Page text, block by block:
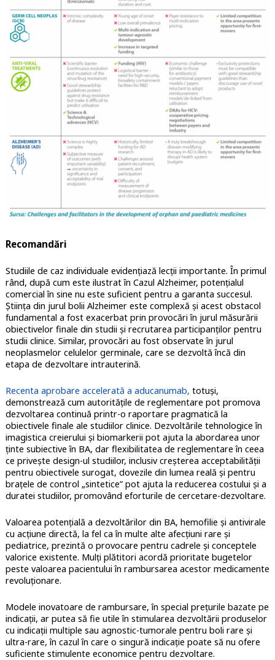
Recomandări
Studiile de caz individuale evidențiază lecții importante. În primul
rând, după cum este ilustrat în Cazul Alzheimer, potențialul
comercial în sine nu este suficient pentru a garanta succesul.
Știința din jurul bolii Alzheimer este complexă și acest obstacol
fundamental a fost exacerbat prin provocări în jurul măsurării
obiectivelor finale din studii și recrutarea participanților pentru
studii clinice. Similar, provocări au fost observate în jurul
neoplasmelor celulelor germinale, care se dezvoltă încă din
etapa de dezvoltare intrauterină.
Recenta aprobare accelerată a aducanumab, totuși,
demonstrează cum autoritățile de reglementare pot promova
dezvoltarea continuă printr-o raportare pragmatică la
obiectivele finale ale studiilor clinice. Dezvoltările tehnologice în
imagistica creierului și biomarkerii pot ajuta la abordarea unor
ținte subiective în BA, dar flexibilitatea de reglementare în ceea
ce privește design-ul studiilor, inclusiv creșterea acceptabilității
pentru obiectivele surogat, dovezile din lumea reală și pentru
brațele de control „sintetice” pot ajuta la reducerea costului și a
duratei studiilor, promovând eforturile de cercetare-dezvoltare.
Valoarea potențială a dezvoltărilor din BA, hemofilie și antivirale
cu acțiune directă, la fel ca în multe alte afecțiuni rare și
pediatrice, prezintă o provocare pentru cadrele și conceptele
valorice existente. Mulți plătitori acordă prioritate bugetelor
peste valoarea pacientului în rambursarea acestor medicamente
revoluționare.
Modele inovatoare de rambursare, în special prețurile bazate pe
indicații, ar putea să fie utile în stimularea dezvoltării produselor
cu indicații multiple sau agnostic-tumorale pentru boli rare și
ultra-rare, în cazul în care o singură indicație poate să nu ofere
suficiente stimulente economice pentru dezvoltare.